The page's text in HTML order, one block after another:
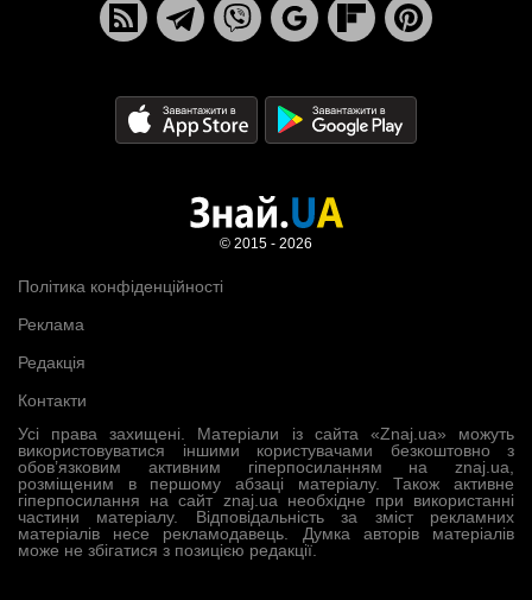
Усі права захищені. Матеріали із сайта «Znaj.ua» можуть
використовуватися іншими користувачами безкоштовно з
обов’язковим активним гіперпосиланням на znaj.ua,
розміщеним в першому абзаці матеріалу. Також активне
гіперпосилання на сайт znaj.ua необхідне при використанні
частини матеріалу. Відповідальність за зміст рекламних
матеріалів несе рекламодавець. Думка авторів матеріалів
може не збігатися з позицією редакції.
Політика конфіденційності
Реклама
Редакція
Контакти
© 2015 - 2026